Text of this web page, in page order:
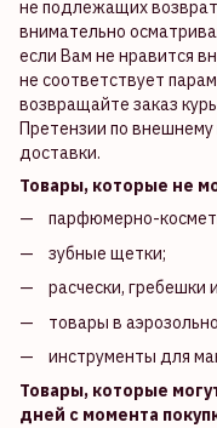
не подлежащих
внимательно
если Вам не нравится
не соответствует
возвращайте заказ
Претензии по
доставки.
Товары, которые не
парфюмерно-
зубные щетки;
расчески,
товары в
инструменты для
Товары, которые
дней с момента